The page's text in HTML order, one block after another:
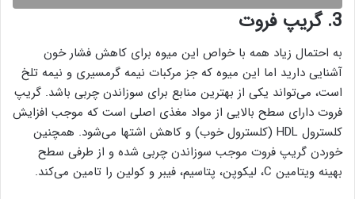
3. گریپ فروت
به احتمال زیاد همه با خواص این میوه برای کاهش فشار خون
آشنایی دارید اما این میوه که جز مرکبات نیمه گرمسیری و نیمه تلخ
است، می‌تواند یکی از بهترین منابع برای سوزاندن چربی باشد. گریپ
فروت دارای سطح بالایی از مواد مغذی اصلی است که موجب افزایش
کلسترول HDL (کلسترول خوب) و کاهش اشتها می‌شود. همچنین
خوردن گریپ فروت موجب سوزاندن چربی شده و از طرفی سطح
بهینه ویتامین C، لیکوپن، پتاسیم، فیبر و کولین را تامین می‌کند.